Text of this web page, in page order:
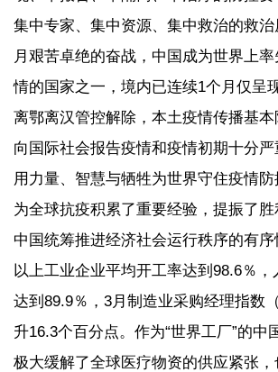
集中专家、集中资源、集中救治的救
月艰苦卓绝的奋战，中国成为世界上
情的国家之一，境内已连续1个月仅呈
离鄂离汉管控解除，本土疫情传播基
向国际社会报告疫情和疫情初期十分严
用力量、智慧与牺牲为世界守住疫情防
为全球抗疫积累了重要经验，提振了胜
中国统筹推进经济社会运行秩序的有
以上工业企业平均开工率达到98.6％
达到89.9％，3月制造业采购经理指数
升16.3个百分点。作为“世界工厂”的中
极大缓解了全球医疗物资的供应紧张